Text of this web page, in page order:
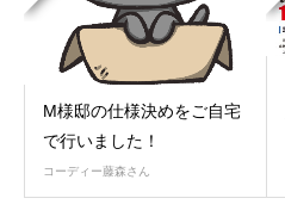
M様邸の仕様決めをご自宅
で行いました！
コーディー藤森さん